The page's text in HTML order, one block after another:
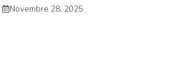
Novembre 28, 2025